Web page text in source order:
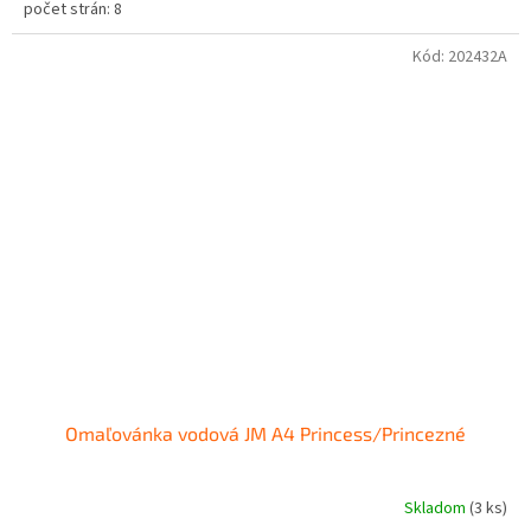
počet strán: 8
Omaľovánka vodová JM A4 Princess/Princezné
Skladom (3 ks)
Kód: 202432A